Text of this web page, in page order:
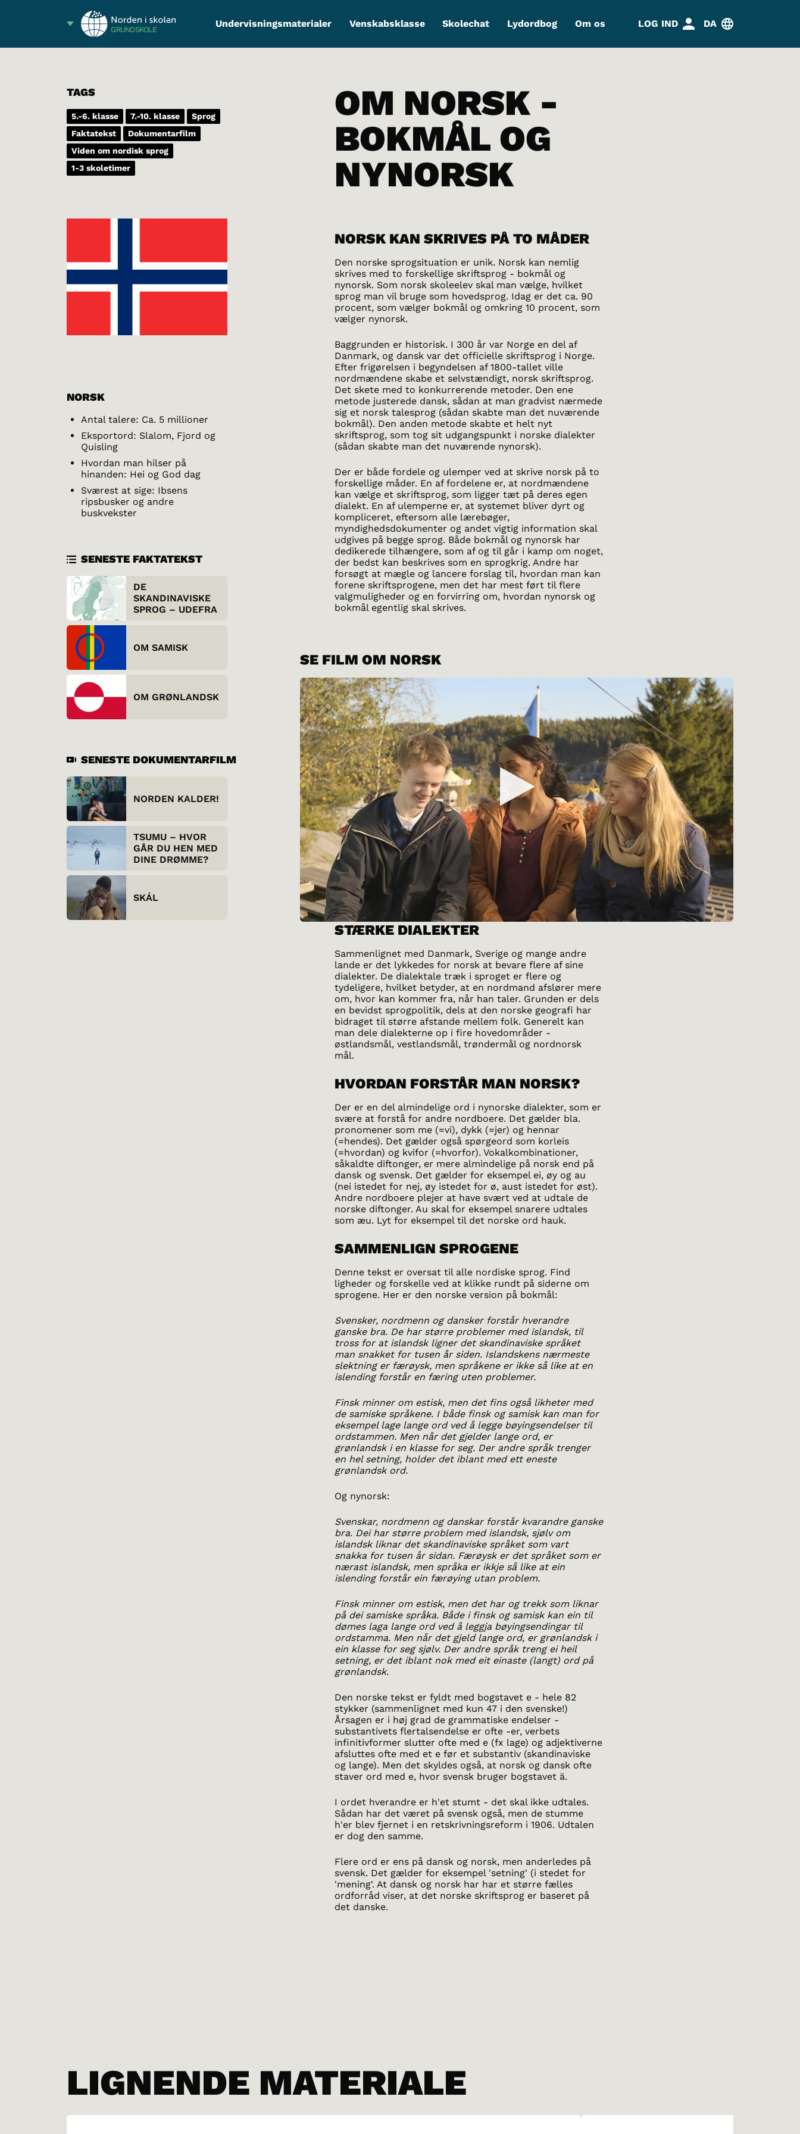
GRUNDSKOLE
Undervisningsmaterialer Venskabsklasse Skolechat Lydordbog Om os LOG IND DA
TAGS
5.-6. klasse 7.-10. klasse
Sprog
Faktatekst
Dokumentarfilm
Viden om nordisk sprog
1-3 skoletimer
NORSK
Antal talere: Ca. 5 millioner
Eksportord: Slalom, Fjord og
Quisling
Hvordan man hilser på
hinanden: Hei og God dag
Sværest at sige: Ibsens
ripsbusker og andre
buskvekster
SENESTE FAKTATEKST
DE
SKANDINAVISKE
SPROG – UDEFRA
OM SAMISK
OM GRØNLANDSK
SENESTE DOKUMENTARFILM
NORDEN KALDER!
TSUMU – HVOR
GÅR DU HEN MED
DINE DRØMME?
SKÁL
OM NORSK -
BOKMÅL OG
NYNORSK
NORSK KAN SKRIVES PÅ TO MÅDER
Den norske sprogsituation er unik. Norsk kan nemlig
skrives med to forskellige skriftsprog - bokmål og
nynorsk. Som norsk skoleelev skal man vælge, hvilket
sprog man vil bruge som hovedsprog. Idag er det ca. 90
procent, som vælger bokmål og omkring 10 procent, som
vælger nynorsk.
Baggrunden er historisk. I 300 år var Norge en del af
Danmark, og dansk var det officielle skriftsprog i Norge.
Efter frigørelsen i begyndelsen af 1800-tallet ville
nordmændene skabe et selvstændigt, norsk skriftsprog.
Det skete med to konkurrerende metoder. Den ene
metode justerede dansk, sådan at man gradvist nærmede
sig et norsk talesprog (sådan skabte man det nuværende
bokmål). Den anden metode skabte et helt nyt
skriftsprog, som tog sit udgangspunkt i norske dialekter
(sådan skabte man det nuværende nynorsk).
Der er både fordele og ulemper ved at skrive norsk på to
forskellige måder. En af fordelene er, at nordmændene
kan vælge et skriftsprog, som ligger tæt på deres egen
dialekt. En af ulemperne er, at systemet bliver dyrt og
kompliceret, eftersom alle lærebøger,
myndighedsdokumenter og andet vigtig information skal
udgives på begge sprog. Både bokmål og nynorsk har
dedikerede tilhængere, som af og til går i kamp om noget,
der bedst kan beskrives som en sprogkrig. Andre har
forsøgt at mægle og lancere forslag til, hvordan man kan
forene skriftsprogene, men det har mest ført til flere
valgmuligheder og en forvirring om, hvordan nynorsk og
bokmål egentlig skal skrives.
SE FILM OM NORSK
STÆRKE DIALEKTER
Sammenlignet med Danmark, Sverige og mange andre
lande er det lykkedes for norsk at bevare flere af sine
dialekter. De dialektale træk i sproget er flere og
tydeligere, hvilket betyder, at en nordmand afslører mere
om, hvor kan kommer fra, når han taler. Grunden er dels
en bevidst sprogpolitik, dels at den norske geografi har
bidraget til større afstande mellem folk. Generelt kan
man dele dialekterne op i fire hovedområder -
østlandsmål, vestlandsmål, trøndermål og nordnorsk
mål.
HVORDAN FORSTÅR MAN NORSK?
Der er en del almindelige ord i nynorske dialekter, som er
svære at forstå for andre nordboere. Det gælder bla.
pronomener som me (=vi), dykk (=jer) og hennar
(=hendes). Det gælder også spørgeord som korleis
(=hvordan) og kvifor (=hvorfor). Vokalkombinationer,
såkaldte diftonger, er mere almindelige på norsk end på
dansk og svensk. Det gælder for eksempel ei, øy og au
(nei istedet for nej, øy istedet for ø, aust istedet for øst).
Andre nordboere plejer at have svært ved at udtale de
norske diftonger. Au skal for eksempel snarere udtales
som æu. Lyt for eksempel til det norske ord hauk.
SAMMENLIGN SPROGENE
Denne tekst er oversat til alle nordiske sprog. Find
ligheder og forskelle ved at klikke rundt på siderne om
sprogene. Her er den norske version på bokmål:
Svensker, nordmenn og dansker forstår hverandre
ganske bra. De har større problemer med islandsk, til
tross for at islandsk ligner det skandinaviske språket
man snakket for tusen år siden. Islandskens nærmeste
slektning er færøysk, men språkene er ikke så like at en
islending forstår en færing uten problemer.
Finsk minner om estisk, men det fins også likheter med
de samiske språkene. I både finsk og samisk kan man for
eksempel lage lange ord ved å legge bøyingsendelser til
ordstammen. Men når det gjelder lange ord, er
grønlandsk i en klasse for seg. Der andre språk trenger
en hel setning, holder det iblant med ett eneste
grønlandsk ord.
Og nynorsk:
Svenskar, nordmenn og danskar forstår kvarandre ganske
bra. Dei har større problem med islandsk, sjølv om
islandsk liknar det skandinaviske språket som vart
snakka for tusen år sidan. Færøysk er det språket som er
nærast islandsk, men språka er ikkje så like at ein
islending forstår ein færøying utan problem.
Finsk minner om estisk, men det har og trekk som liknar
på dei samiske språka. Både i finsk og samisk kan ein til
dømes laga lange ord ved å leggja bøyingsendingar til
ordstamma. Men når det gjeld lange ord, er grønlandsk i
ein klasse for seg sjølv. Der andre språk treng ei heil
setning, er det iblant nok med eit einaste (langt) ord på
grønlandsk.
Den norske tekst er fyldt med bogstavet e - hele 82
stykker (sammenlignet med kun 47 i den svenske!)
Årsagen er i høj grad de grammatiske endelser -
substantivets flertalsendelse er ofte -er, verbets
infinitivformer slutter ofte med e (fx lage) og adjektiverne
afsluttes ofte med et e før et substantiv (skandinaviske
og lange). Men det skyldes også, at norsk og dansk ofte
staver ord med e, hvor svensk bruger bogstavet ä.
I ordet hverandre er h'et stumt - det skal ikke udtales.
Sådan har det været på svensk også, men de stumme
h'er blev fjernet i en retskrivningsreform i 1906. Udtalen
er dog den samme.
Flere ord er ens på dansk og norsk, men anderledes på
svensk. Det gælder for eksempel 'setning' (i stedet for
'mening'. At dansk og norsk har har et større fælles
ordforråd viser, at det norske skriftsprog er baseret på
det danske.
LIGNENDE MATERIALE